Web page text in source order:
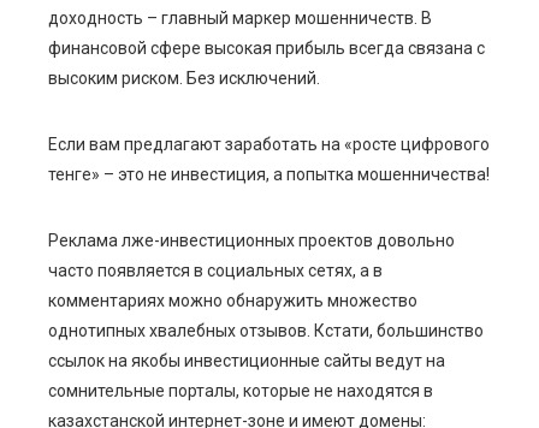
доходность – главный маркер мошенничеств. В
финансовой сфере высокая прибыль всегда связана с
высоким риском. Без исключений.
Если вам предлагают заработать на «росте цифрового
тенге» – это не инвестиция, а попытка мошенничества!
Реклама лже-инвестиционных проектов довольно
часто появляется в социальных сетях, а в
комментариях можно обнаружить множество
однотипных хвалебных отзывов. Кстати, большинство
ссылок на якобы инвестиционные сайты ведут на
сомнительные порталы, которые не находятся в
казахстанской интернет-зоне и имеют домены: